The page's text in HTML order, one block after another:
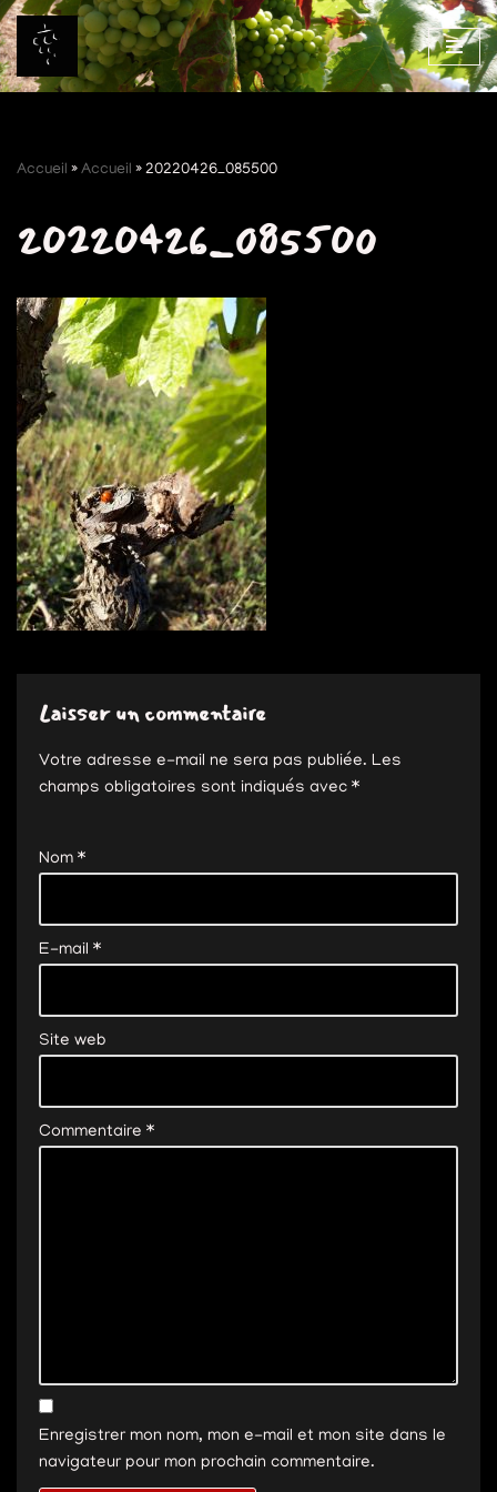
Aller
au
Accueil » Accueil » 20220426_085500
20220426_085500
Laisser un commentaire
Votre adresse e-mail ne sera pas publiée. Les
champs obligatoires sont indiqués avec *
Nom *
E-mail *
Site web
Commentaire *
Enregistrer mon nom, mon e-mail et mon site dans le
navigateur pour mon prochain commentaire.